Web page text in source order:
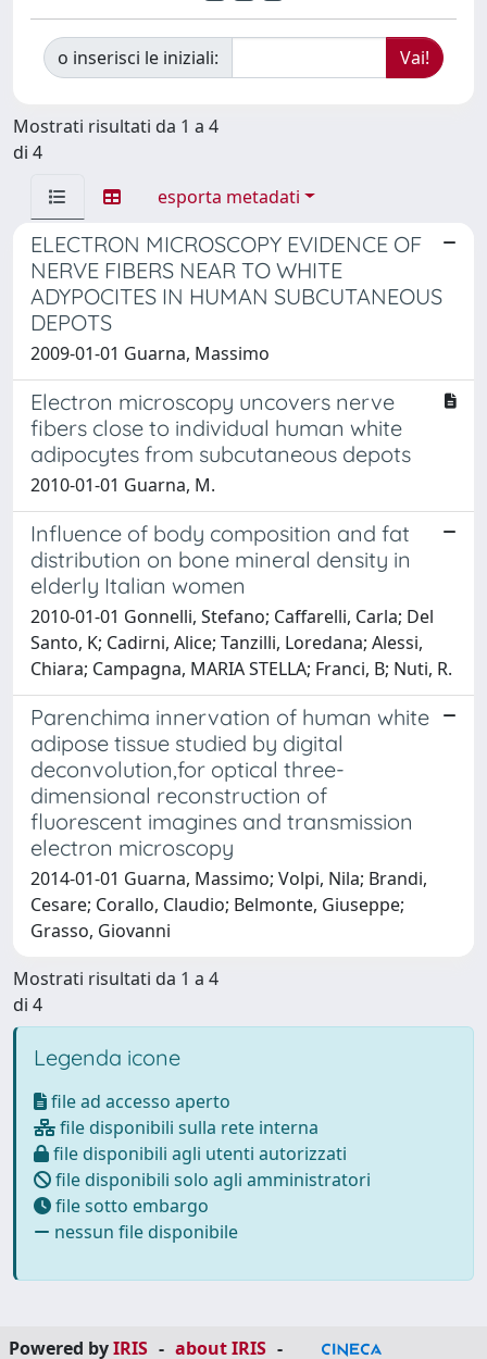
o inserisci le iniziali:
Mostrati risultati da 1 a 4
di 4
esporta metadati
ELECTRON MICROSCOPY EVIDENCE OF
NERVE FIBERS NEAR TO WHITE
ADYPOCITES IN HUMAN SUBCUTANEOUS
DEPOTS
2009-01-01 Guarna, Massimo
Electron microscopy uncovers nerve
fibers close to individual human white
adipocytes from subcutaneous depots
2010-01-01 Guarna, M.
Influence of body composition and fat
distribution on bone mineral density in
elderly Italian women
2010-01-01 Gonnelli, Stefano; Caffarelli, Carla; Del
Santo, K; Cadirni, Alice; Tanzilli, Loredana; Alessi,
Chiara; Campagna, MARIA STELLA; Franci, B; Nuti, R.
Parenchima innervation of human white
adipose tissue studied by digital
deconvolution,for optical three-
dimensional reconstruction of
fluorescent imagines and transmission
electron microscopy
2014-01-01 Guarna, Massimo; Volpi, Nila; Brandi,
Cesare; Corallo, Claudio; Belmonte, Giuseppe;
Grasso, Giovanni
Mostrati risultati da 1 a 4
di 4
Legenda icone
file ad accesso aperto
file disponibili sulla rete interna
file disponibili agli utenti autorizzati
file disponibili solo agli amministratori
file sotto embargo
nessun file disponibile
Powered byIRIS - about IRIS -